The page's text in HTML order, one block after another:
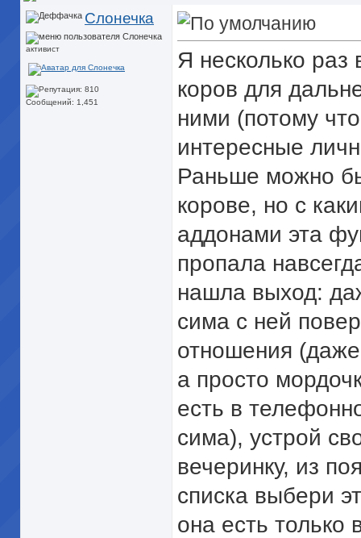
Слонечка
активист
Сообщений: 1,451
Я несколько раз
коров для
ними (потому
интересные
Раньше можно
корове, но с
аддонами эта
пропала
нашла выход:
сима с ней
отношения
а просто
есть в
сима), устрой
вечеринку, из
списка выбери
она есть только